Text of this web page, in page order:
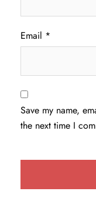
Email *
Save my name,
the next time I